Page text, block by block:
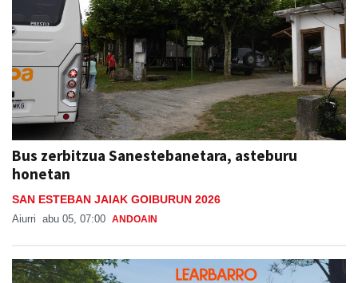
Bus zerbitzua Sanestebanetara, asteburu
honetan
SAN ESTEBAN JAIAK GOIBURUN 2026
Aiurri abu 05, 07:00 ANDOAIN